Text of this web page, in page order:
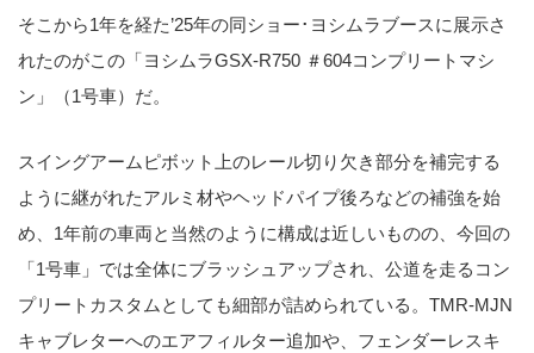
そこから1年を経た’25年の同ショー･ヨシムラブースに展示さ
れたのがこの「ヨシムラGSX-R750 ＃604コンプリートマシ
ン」（1号車）だ。
スイングアームピボット上のレール切り欠き部分を補完する
ように継がれたアルミ材やヘッドパイプ後ろなどの補強を始
め、1年前の車両と当然のように構成は近しいものの、今回の
「1号車」では全体にブラッシュアップされ、公道を走るコン
プリートカスタムとしても細部が詰められている。TMR-MJN
キャブレターへのエアフィルター追加や、フェンダーレスキ